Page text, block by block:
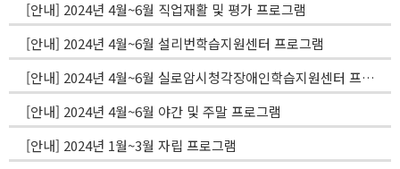
[안내] 2024년 4월~6월 직업재활 및 평가 프로그램
[안내] 2024년 4월~6월 설리번학습지원센터 프로그램
[안내] 2024년 4월~6월 실로암시청각장애인학습지원센터 프로그램
[안내] 2024년 4월~6월 야간 및 주말 프로그램
[안내] 2024년 1월~3월 자립 프로그램